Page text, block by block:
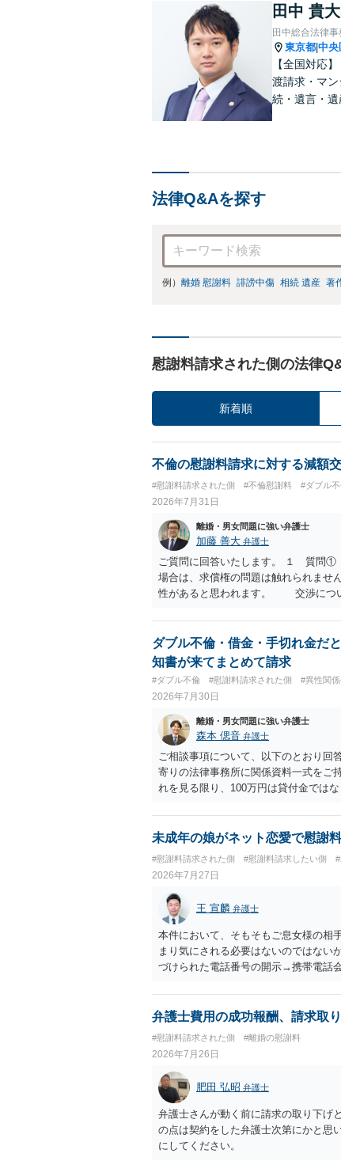
田中 貴大
田中総合法律事
東京都 中央
【全国対応
渡請求・マ
続・遺言・
法律Q&Aを探す
例） 離婚 慰謝料 誹謗中傷 相続 遺産 著
慰謝料請求された側の法律
新着順
不倫の慰謝料請求に対する減額
#慰謝料請求された側 #不倫慰謝料 #ダブル
2026年7月31日
離婚・男女問題に強い弁護士
加藤 善大 弁護士
ご質問に回答いたします。 １ 質問
場合は、求償権の問題は触れられま
性があると思われます。 交渉につい
働く可能性は有り得ます。 交渉で解
０万円以下で合意できる場合は稀で
が多いというのが私の印象です。
います。 なお、ご自身が離婚しない
い。 また、相手夫婦の婚姻関係が既
たと主張することもありますが、 ケ
かはよくお考え下さい。 ３ 質問③
いう基準はありません。 公序良俗に
２００万円でも、５０万円でも、
は、妥当かどうかというよりも、ご自
ます。 そのうえで、合意できるか
ご記載の内容からは判断できない
りますので、むしろ、原則としては
質問に対する回答は以上ですが、可能
されて、 今後の対応についてアドバ
ければ幸いです。
ダブル不倫・借金・手切れ金だ
知書が来てまとめて請求
#ダブル不倫 #慰謝料請求された側 #異性関
2026年7月30日
離婚・男女問題に強い弁護士
森本 偲音 弁護士
ご相談事項について、以下のとおり回
寄りの法律事務所に関係資料一式を
れを見る限り、100万円は貸付金では
金銭であったと評価される可能性はあ
いうLINEや誓約書は、裁判上どの程
から100万円を貸付扱いに変更するこ
正当な権利がないのに利益を取得した
はないかと存じます。 ④ 私は現在、
再婚したが主人はお金に厳しい為、一
払いになる可能性はありますか。 ⇒判
を差し押さえられ、そこから債権回
すので、その場合は分割払いにより
円のみ和解交渉を続けるべきでしょ
する必要はないと考えられるため、
未成年の娘がネット恋愛で慰謝
#慰謝料請求された側 #慰謝料請求したい側 #
2026年7月27日
王 宣麟 弁護士
本件において、そもそもご息女様の相
まり気にされる必要はないのではない
づけられた電話番号の開示→携帯電話
ないかと推察します。
弁護士費用の成功報酬、請求取
#慰謝料請求された側 #離婚の慰謝料
2026年7月26日
肥田 弘昭 弁護士
弁護士さんが動く前に請求の取り下げ
の点は契約をした弁護士次第にかと思
にしてください。